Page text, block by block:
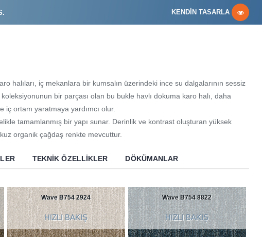
KENDİN TASARLA
halıları, iç mekanlara bir kumsalın üzerindeki ince su dalgalarının sessiz
koleksiyonunun bir parçası olan bu bukle havlı dokuma karo halı, daha
iç ortam yaratmaya yardımcı olur.
tamamlanmış bir yapı sunar. Derinlik ve kontrast oluşturan yüksek
organik çağdaş renkte mevcuttur.
TEKNIK ÖZELLIKLER DÖKÜMANLAR
Wave B754 2924
HIZLI BAKIŞ
Wave B754 8822
HIZLI BAKIŞ